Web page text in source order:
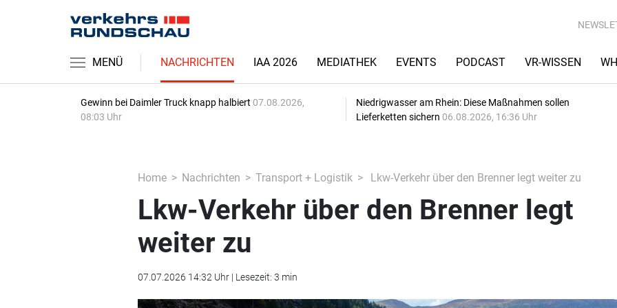
MENÜ NACHRICHTEN IAA 2026 MEDIATHEK EVENTS PODCAST VR-WISSEN
Gewinn bei Daimler Truck knapp halbiert 07.08.2026,
08:03 Uhr
Niedrigwasser am Rhein: Diese Maßnahmen sollen
Lieferketten sichern 06.08.2026, 16:36 Uhr
Home Nachrichten Transport + Logistik Lkw-Verkehr über den Brenner legt weiter zu
Lkw-Verkehr über den Brenner legt
weiter zu
07.07.2026 14:32 Uhr | Lesezeit: 3 min